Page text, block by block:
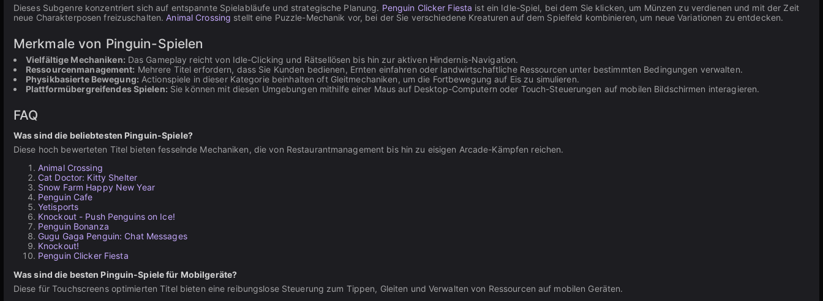
Dieses Subgenre konzentriert sich auf entspannte Spielabläufe und strategische Planung. Penguin Clicker Fiesta ist ein Idle-Spiel, bei dem Sie klicken, um Münzen zu verdienen und mit der Zeit
neue Charakterposen freizuschalten.Animal Crossing stellt eine Puzzle-Mechanik vor, bei der Sie verschiedene Kreaturen auf dem Spielfeld kombinieren, um neue Variationen zu entdecken.
Merkmale von Pinguin-Spielen
Vielfältige Mechaniken: Das Gameplay reicht von Idle-Clicking und Rätsellösen bis hin zur aktiven Hindernis-Navigation.
Ressourcenmanagement: Mehrere Titel erfordern, dass Sie Kunden bedienen, Ernten einfahren oder landwirtschaftliche Ressourcen unter bestimmten Bedingungen verwalten.
Physikbasierte Bewegung: Actionspiele in dieser Kategorie beinhalten oft Gleitmechaniken, um die Fortbewegung auf Eis zu simulieren.
Plattformübergreifendes Spielen: Sie können mit diesen Umgebungen mithilfe einer Maus auf Desktop-Computern oder Touch-Steuerungen auf mobilen Bildschirmen interagieren.
FAQ
Was sind die beliebtesten Pinguin-Spiele?
Diese hoch bewerteten Titel bieten fesselnde Mechaniken, die von Restaurantmanagement bis hin zu eisigen Arcade-Kämpfen reichen.
Animal Crossing
Cat Doctor: Kitty Shelter
Snow Farm Happy New Year
Penguin Cafe
Yetisports
Knockout - Push Penguins on Ice!
Penguin Bonanza
Gugu Gaga Penguin: Chat Messages
Knockout!
Penguin Clicker Fiesta
Was sind die besten Pinguin-Spiele für Mobilgeräte?
Diese für Touchscreens optimierten Titel bieten eine reibungslose Steuerung zum Tippen, Gleiten und Verwalten von Ressourcen auf mobilen Geräten.